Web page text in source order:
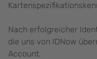
Nach erfolgreicher
die uns von IDNow
Account.